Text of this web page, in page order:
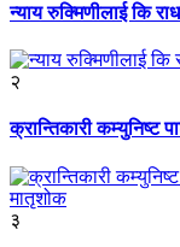
न्याय रुक्मिणीलाई कि
२
क्रान्तिकारी कम्युनिष्ट
३